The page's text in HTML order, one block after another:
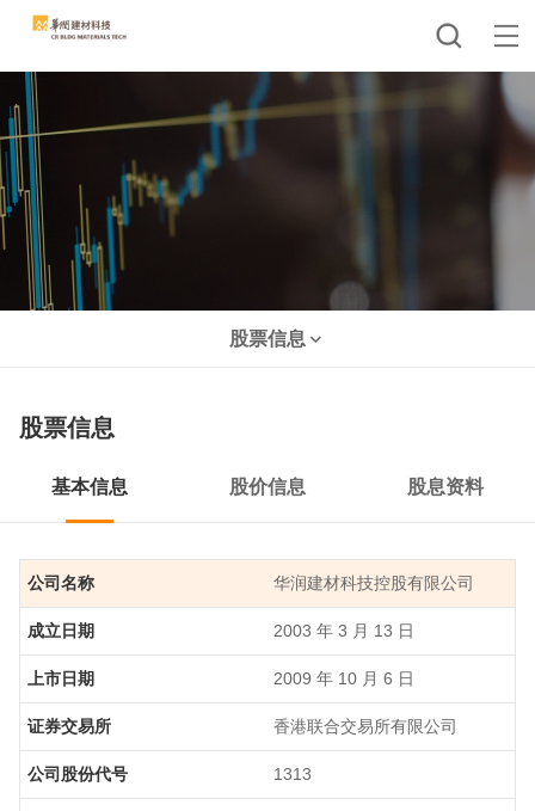
股票信息
股票信息
基本信息 股价信息 股息资料
公司名称 华润建材科技控股有限公司
成立日期 2003 年 3 月 13 日
上市日期 2009 年 10 月 6 日
证券交易所 香港联合交易所有限公司
公司股份代号 1313